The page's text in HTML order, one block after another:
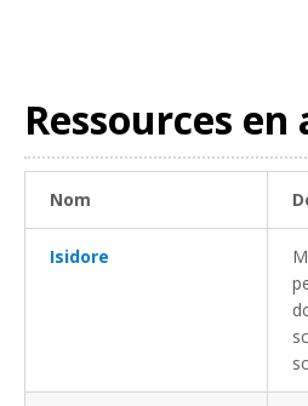
Ressources en
Nom
Isidore